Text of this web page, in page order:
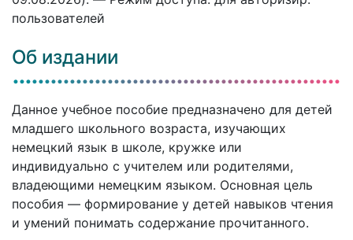
пользователей
Об издании
Данное учебное пособие предназначено для детей
младшего школьного возраста, изучающих
немецкий язык в школе, кружке или
индивидуально с учителем или родителями,
владеющими немецким языком. Основная цель
пособия — формирование у детей навыков чтения
и умений понимать содержание прочитанного.